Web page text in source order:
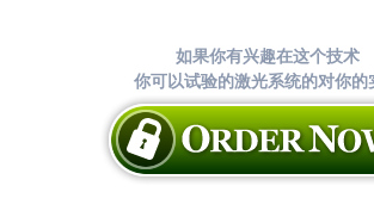
如果你有兴趣在这个技术
你可以试验的激光系统的对你的